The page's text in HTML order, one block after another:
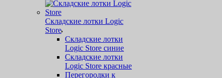
Складские лотки Logic
Store
Складские лотки
Logic Store синие
Складские лотки
Logic Store красные
Перегородки к